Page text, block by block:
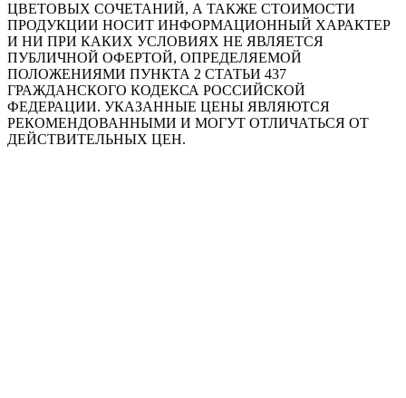
ЦВЕТОВЫХ СОЧЕТАНИЙ, А ТАКЖЕ СТОИМОСТИ
ПРОДУКЦИИ НОСИТ ИНФОРМАЦИОННЫЙ ХАРАКТЕР
И НИ ПРИ КАКИХ УСЛОВИЯХ НЕ ЯВЛЯЕТСЯ
ПУБЛИЧНОЙ ОФЕРТОЙ, ОПРЕДЕЛЯЕМОЙ
ПОЛОЖЕНИЯМИ ПУНКТА 2 СТАТЬИ 437
ГРАЖДАНСКОГО КОДЕКСА РОССИЙСКОЙ
ФЕДЕРАЦИИ. УКАЗАННЫЕ ЦЕНЫ ЯВЛЯЮТСЯ
РЕКОМЕНДОВАННЫМИ И МОГУТ ОТЛИЧАТЬСЯ ОТ
ДЕЙСТВИТЕЛЬНЫХ ЦЕН.